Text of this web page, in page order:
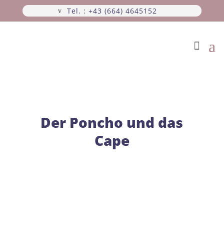
Tel. : +43 (664) 4645152
Der Poncho und das
Cape